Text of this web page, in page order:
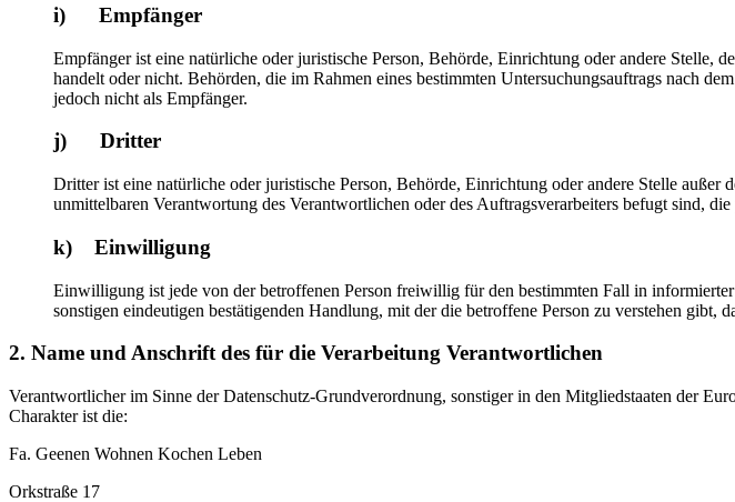
i) Empfänger
Empfänger ist eine natürliche oder juristische Person, Behörde, Einrichtung oder andere Stelle,
handelt oder nicht. Behörden, die im Rahmen eines bestimmten Untersuchungsauftrags nach
jedoch nicht als Empfänger.
j) Dritter
Dritter ist eine natürliche oder juristische Person, Behörde, Einrichtung oder andere Stelle
unmittelbaren Verantwortung des Verantwortlichen oder des Auftragsverarbeiters befugt sind,
k) Einwilligung
Einwilligung ist jede von der betroffenen Person freiwillig für den bestimmten Fall in
sonstigen eindeutigen bestätigenden Handlung, mit der die betroffene Person zu verstehen gibt,
2. Name und Anschrift des für die Verarbeitung Verantwortlichen
Verantwortlicher im Sinne der Datenschutz-Grundverordnung, sonstiger in den Mitgliedstaaten der
Charakter ist die:
Fa. Geenen Wohnen Kochen Leben
Orkstraße 17